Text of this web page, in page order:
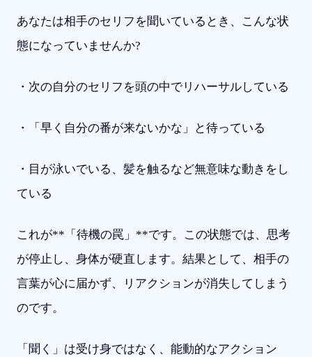
あなたは相手のセリフを聞いているとき、こんな状
態になっていませんか?
・次の自分のセリフを頭の中でリハーサルしている
・「早く自分の番が来ないかな」と待っている
・目が泳いでいる、髪を触るなど無意味な動きをし
ている
これが**「待機の罠」**です。この状態では、思考
が停止し、身体が硬直します。結果として、相手の
言葉が心に届かず、リアクションが消失してしまう
のです。
「聞く」は受け身ではなく、能動的なアクション